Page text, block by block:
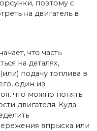
поэтому с
на двигатель в
что часть
на деталях,
подачу топлива в
один из
что можно понять
двигателя. Куда
впрыска или